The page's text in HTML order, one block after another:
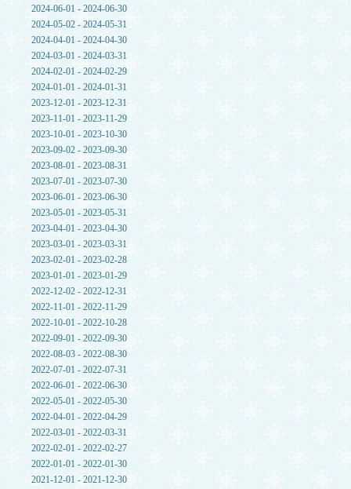
2024-06-01 - 2024-06-30
2024-05-02 - 2024-05-31
2024-04-01 - 2024-04-30
2024-03-01 - 2024-03-31
2024-02-01 - 2024-02-29
2024-01-01 - 2024-01-31
2023-12-01 - 2023-12-31
2023-11-01 - 2023-11-29
2023-10-01 - 2023-10-30
2023-09-02 - 2023-09-30
2023-08-01 - 2023-08-31
2023-07-01 - 2023-07-30
2023-06-01 - 2023-06-30
2023-05-01 - 2023-05-31
2023-04-01 - 2023-04-30
2023-03-01 - 2023-03-31
2023-02-01 - 2023-02-28
2023-01-01 - 2023-01-29
2022-12-02 - 2022-12-31
2022-11-01 - 2022-11-29
2022-10-01 - 2022-10-28
2022-09-01 - 2022-09-30
2022-08-03 - 2022-08-30
2022-07-01 - 2022-07-31
2022-06-01 - 2022-06-30
2022-05-01 - 2022-05-30
2022-04-01 - 2022-04-29
2022-03-01 - 2022-03-31
2022-02-01 - 2022-02-27
2022-01-01 - 2022-01-30
2021-12-01 - 2021-12-30